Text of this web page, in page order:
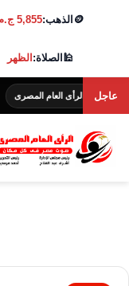
🪙 الذهب:5,855 ج.م
🕌الصلاة:الظهر
عاجل
الرأى العام المصرى